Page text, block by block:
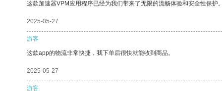
这款加速器VPM应用程序已经为我们带来了无限的流畅体验和安全性保护
2025-05-27
游客
这款app的物流非常快捷，我下单后很快就能收到商品。
2025-05-27
游客